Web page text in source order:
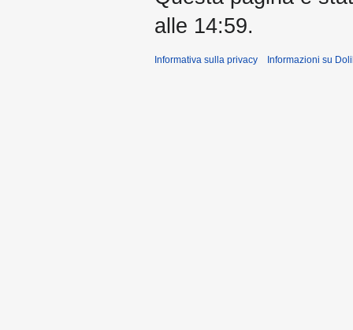
alle 14:59.
Informativa sulla privacy Informazioni su